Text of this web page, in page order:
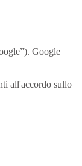
Google
all'accordo sullo